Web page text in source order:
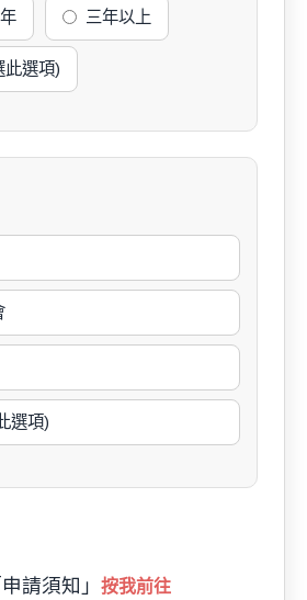
三年以上
此選項)
選項)
請須知」 按我前往